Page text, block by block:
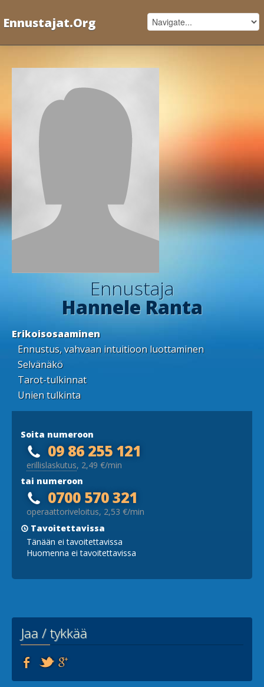
Ennustajat.Org
Ennustaja
Hannele Ranta
Erikoisosaaminen
Ennustus, vahvaan intuitioon luottaminen
Selvänäkö
Tarot-tulkinnat
Unien tulkinta
Soita numeroon
09 86 255 121
erillislaskutus, 2,49 €/min
tai numeroon
0700 570 321
operaattoriveloitus, 2,53 €/min
Tavoitettavissa
Tänään ei tavoitettavissa
Huomenna ei tavoitettavissa
Jaa / tykkää